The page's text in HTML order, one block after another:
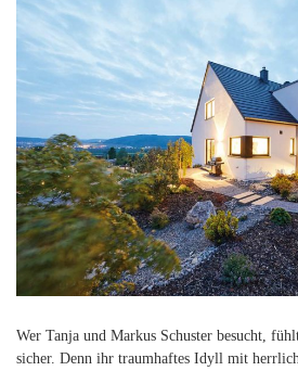
Wer Tanja und Markus Schuster besucht,
sicher. Denn ihr traumhaftes Idyll mit